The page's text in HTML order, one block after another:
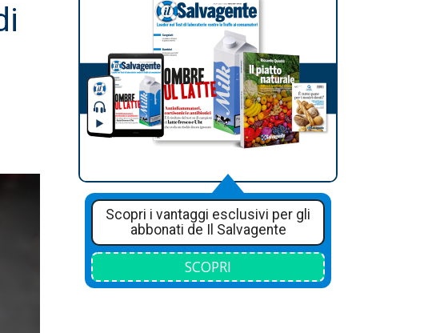
Scopri i vantaggi esclusivi per gli
abbonati de Il Salvagente
SCOPRI